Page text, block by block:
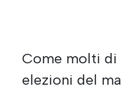
Come molti di
elezioni del